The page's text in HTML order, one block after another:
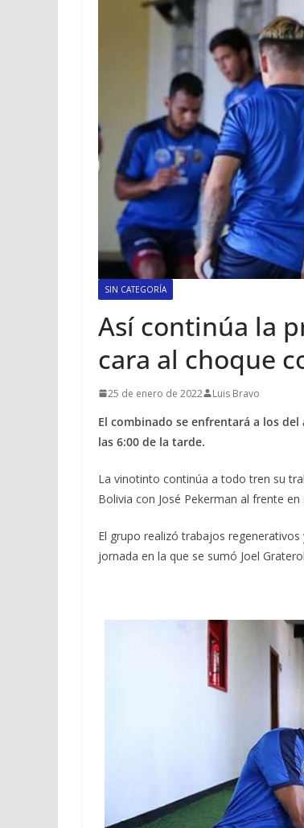
SIN CATEGORÍA
Así continúa la
cara al choque
25 de enero de 2022 Luis Bravo
El combinado se enfrentará a los
las 6:00 de la tarde.
La vinotinto continúa a todo tren su
Bolivia con José Pekerman al frente
El grupo realizó trabajos
jornada en la que se sumó Joel